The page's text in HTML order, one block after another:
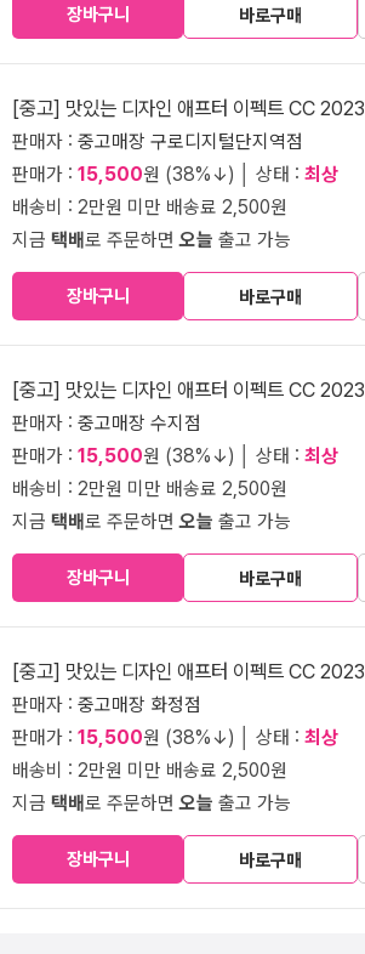
장바구니 바로구매
[중고] 맛있는 디자인 애프터 이펙트 CC 2023
판매자 : 중고매장 구로디지털단지역점
판매가 : 15,500원 (38%↓) │ 상태 : 최상
배송비 : 2만원 미만 배송료 2,500원
지금 택배로 주문하면오늘 출고 가능
장바구니 바로구매
[중고] 맛있는 디자인 애프터 이펙트 CC 2023
판매자 : 중고매장 수지점
판매가 : 15,500원 (38%↓) │ 상태 : 최상
배송비 : 2만원 미만 배송료 2,500원
지금 택배로 주문하면오늘 출고 가능
장바구니 바로구매
[중고] 맛있는 디자인 애프터 이펙트 CC 2023
판매자 : 중고매장 화정점
판매가 : 15,500원 (38%↓) │ 상태 : 최상
배송비 : 2만원 미만 배송료 2,500원
지금 택배로 주문하면오늘 출고 가능
장바구니 바로구매